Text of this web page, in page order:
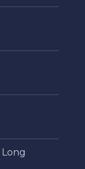
Long